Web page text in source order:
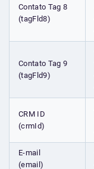
Contato Tag 8
(tagFld8)
Contato Tag 9
(tagFld9)
CRM ID
(crmId)
E-mail
(email)